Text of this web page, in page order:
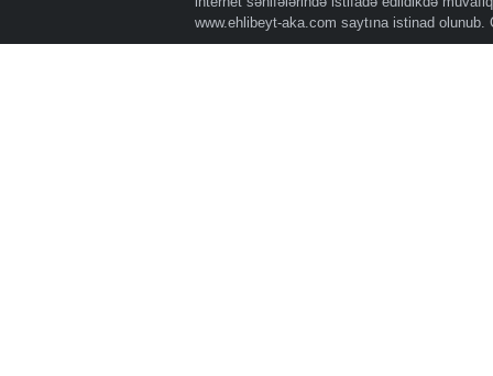
www.ehlibeyt-aka.com saytına istinad olunub.